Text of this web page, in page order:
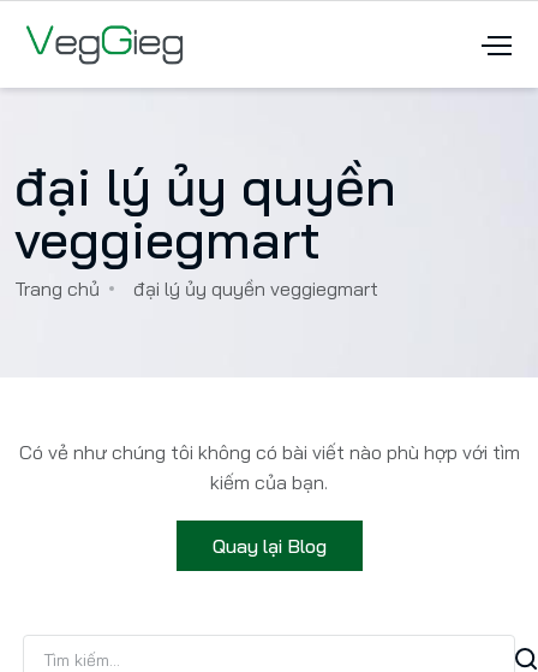
đại lý ủy quyền
veggiegmart
Trang chủ đại lý ủy quyền veggiegmart
Có vẻ như chúng tôi không có bài viết nào phù hợp với tìm
kiếm của bạn.
Quay lại Blog